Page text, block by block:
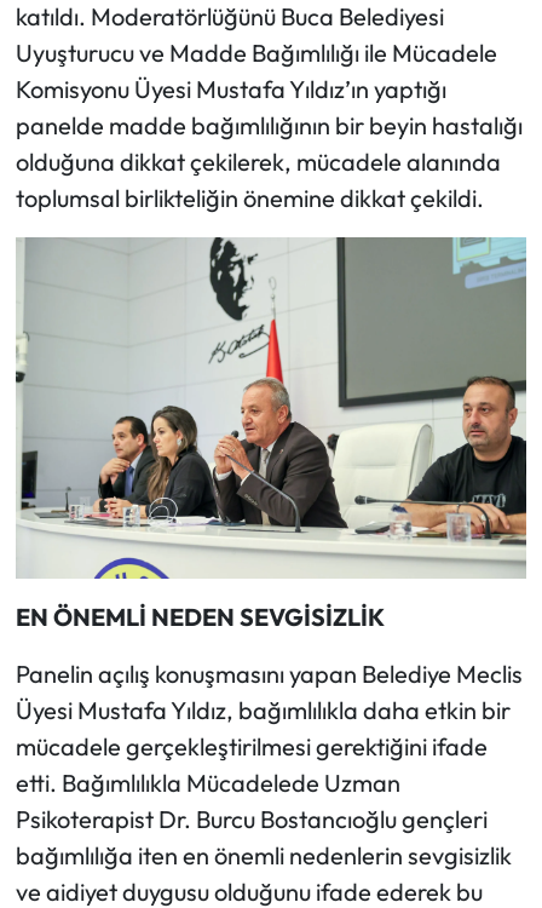
katıldı. Moderatörlüğünü Buca Belediyesi
Uyuşturucu ve Madde Bağımlılığı ile Mücadele
Komisyonu Üyesi Mustafa Yıldız’ın yaptığı
panelde madde bağımlılığının bir beyin hastalığı
olduğuna dikkat çekilerek, mücadele alanında
toplumsal birlikteliğin önemine dikkat çekildi.
EN ÖNEMLİ NEDEN SEVGİSİZLİK
Panelin açılış konuşmasını yapan Belediye Meclis
Üyesi Mustafa Yıldız, bağımlılıkla daha etkin bir
mücadele gerçekleştirilmesi gerektiğini ifade
etti. Bağımlılıkla Mücadelede Uzman
Psikoterapist Dr. Burcu Bostancıoğlu gençleri
bağımlılığa iten en önemli nedenlerin sevgisizlik
ve aidiyet duygusu olduğunu ifade ederek bu